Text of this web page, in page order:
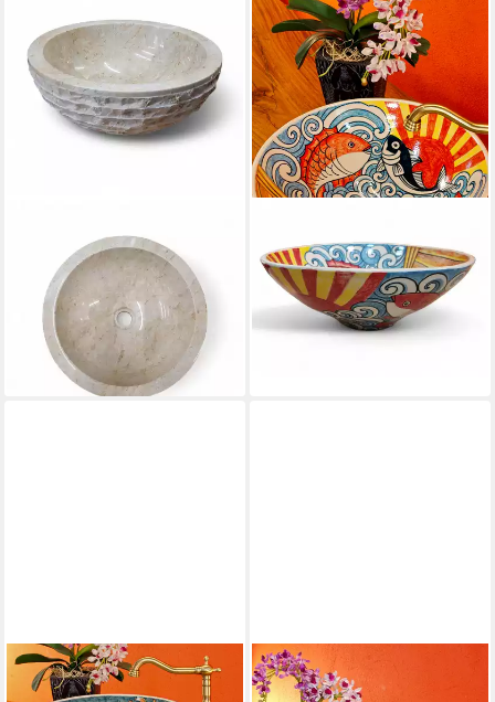
Waschbecken Naturstein
Waschbecken Marmor,
Naturstein, innen poliert,
außen Bruchstein, Marmor
189,99 €
lieferbar - in 3-4 Werktagen bei dir
Aufsatzwaschbecken Keramik
Waschbecken OKINAWA III
279,99 €
lieferbar - in 3-4 Werktagen bei dir